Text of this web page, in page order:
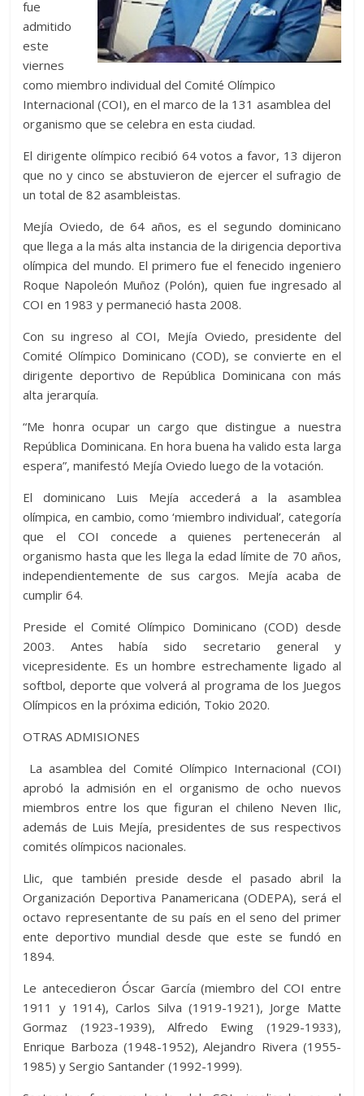
fue
admitido
este
viernes
como miembro individual del Comité Olímpico
Internacional (COI), en el marco de la 131 asamblea del
organismo que se celebra en esta ciudad.
El dirigente olímpico recibió 64 votos a favor, 13 dijeron
que no y cinco se abstuvieron de ejercer el sufragio de
un total de 82 asambleistas.
Mejía Oviedo, de 64 años, es el segundo dominicano
que llega a la más alta instancia de la dirigencia deportiva
olímpica del mundo. El primero fue el fenecido ingeniero
Roque Napoleón Muñoz (Polón), quien fue ingresado al
COI en 1983 y permaneció hasta 2008.
Con su ingreso al COI, Mejía Oviedo, presidente del
Comité Olímpico Dominicano (COD), se convierte en el
dirigente deportivo de República Dominicana con más
alta jerarquía.
“Me honra ocupar un cargo que distingue a nuestra
República Dominicana. En hora buena ha valido esta larga
espera”, manifestó Mejía Oviedo luego de la votación.
El dominicano Luis Mejía accederá a la asamblea
olímpica, en cambio, como ‘miembro individual’, categoría
que el COI concede a quienes pertenecerán al
organismo hasta que les llega la edad límite de 70 años,
independientemente de sus cargos. Mejía acaba de
cumplir 64.
Preside el Comité Olímpico Dominicano (COD) desde
2003. Antes había sido secretario general y
vicepresidente. Es un hombre estrechamente ligado al
softbol, deporte que volverá al programa de los Juegos
Olímpicos en la próxima edición, Tokio 2020.
OTRAS ADMISIONES
La asamblea del Comité Olímpico Internacional (COI)
aprobó la admisión en el organismo de ocho nuevos
miembros entre los que figuran el chileno Neven Ilic,
además de Luis Mejía, presidentes de sus respectivos
comités olímpicos nacionales.
Llic, que también preside desde el pasado abril la
Organización Deportiva Panamericana (ODEPA), será el
octavo representante de su país en el seno del primer
ente deportivo mundial desde que este se fundó en
1894.
Le antecedieron Óscar García (miembro del COI entre
1911 y 1914), Carlos Silva (1919-1921), Jorge Matte
Gormaz (1923-1939), Alfredo Ewing (1929-1933),
Enrique Barboza (1948-1952), Alejandro Rivera (1955-
1985) y Sergio Santander (1992-1999).